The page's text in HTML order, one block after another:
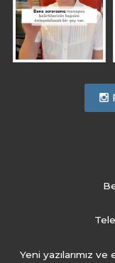
Yeni yazılarımız